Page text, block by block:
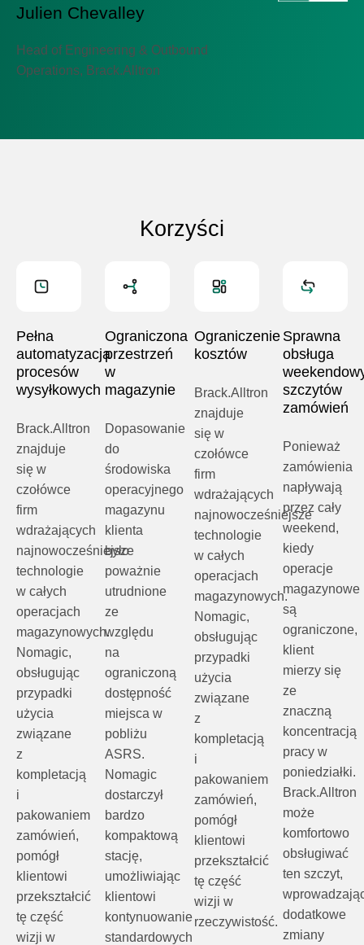
Julien Chevalley
Head of Engineering & Outbound
Operations, Brack.Alltron
Korzyści
Pełna
automatyzacja
procesów
wysyłkowych
Brack.Alltron
znajduje
się w
czołówce
firm
wdrażających
najnowocześniejsze
technologie
w całych
operacjach
magazynowych.
Nomagic,
obsługując
przypadki
użycia
związane
z
kompletacją
i
pakowaniem
zamówień,
pomógł
klientowi
przekształcić
tę część
wizji w
Ograniczona
przestrzeń
w
magazynie
Dopasowanie
do
środowiska
operacyjnego
magazynu
klienta
było
poważnie
utrudnione
ze
względu
na
ograniczoną
dostępność
miejsca w
pobliżu
ASRS.
Nomagic
dostarczył
bardzo
kompaktową
stację,
umożliwiając
klientowi
kontynuowanie
standardowych
Ograniczenie
kosztów
Brack.Alltron
znajduje
się w
czołówce
firm
wdrażających
najnowocześniejsze
technologie
w całych
operacjach
magazynowych.
Nomagic,
obsługując
przypadki
użycia
związane
z
kompletacją
i
pakowaniem
zamówień,
pomógł
klientowi
przekształcić
tę część
wizji w
rzeczywistość.
Sprawna
obsługa
szczytów
zamówień
Ponieważ
zamówienia
napływają
przez cały
weekend,
kiedy
operacje
magazynowe
są
ograniczone,
klient
mierzy się
ze
znaczną
koncentracją
pracy w
poniedziałki.
Brack.Alltron
może
komfortowo
obsługiwać
ten szczyt,
dodatkowe
zmiany